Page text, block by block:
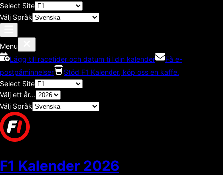
Select Site
Välj Språk
Menu
Lägg till racetider och datum till din kalender
Få e-
postpåminnelser
Stöd F1 Kalender, köp oss en kaffe.
Select Site
Välj ett år...
Välj Språk
F1 Kalender 2026